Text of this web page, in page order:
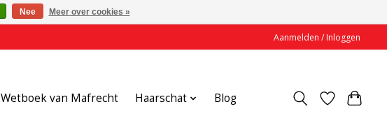
Aanmelden / Inloggen
Wetboek van Mafrecht Haarschat Blog
Nee Meer over cookies »